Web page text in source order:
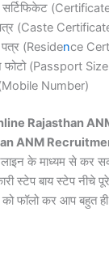
सर्टिफिकेट
पत्र (Caste
पत्र (Residence
फोटो (Passport
(Mobile Number)
Rajasthan
ANM
के माध्यम से
स्टेप बाय स्टेप नीचे
फॉलो कर आप बहुत